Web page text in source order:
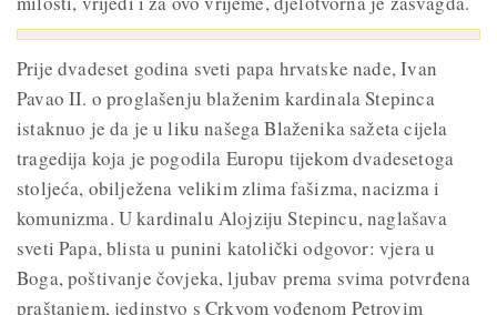
Prije dvadeset godina sveti papa hrvatske nade, Ivan
Pavao II. o proglašenju blaženim kardinala Stepinca
istaknuo je da je u liku našega Blaženika sažeta cijela
tragedija koja je pogodila Europu tijekom dvadesetoga
stoljeća, obilježena velikim zlima fašizma, nacizma i
komunizma. U kardinalu Alojziju Stepincu, naglašava
sveti Papa, blista u punini katolički odgovor: vjera u
Boga, poštivanje čovjeka, ljubav prema svima potvrđena
praštanjem, jedinstvo s Crkvom vođenom Petrovim